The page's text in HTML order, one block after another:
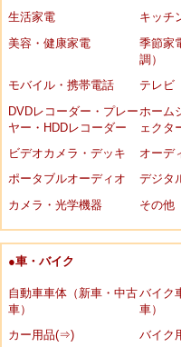
生活家電
キッチ
美容・健康家電
季節家
調）
モバイル・携帯電話
テレビ
DVDレコーダー・プレー
ヤー・HDDレコーダー
ホーム
ェクタ
ビデオカメラ・デッキ
オーデ
ポータブルオーディオ
デジタ
カメラ・光学機器
その他
●車・バイク
自動車車体（新車・中古
車）
バイク
車）
カー用品(⇒)
バイク